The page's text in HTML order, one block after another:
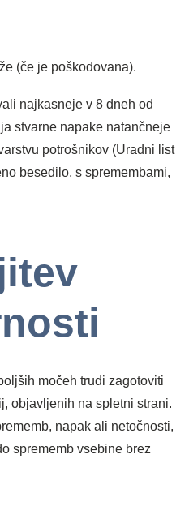
(če je poškodovana).
najkasneje v 8 dneh od
stvarne napake natančneje
potrošnikov (Uradni list
besedilo, s spremembami,
močeh trudi zagotoviti
objavljenih na spletni strani.
napak ali netočnosti,
sprememb vsebine brez